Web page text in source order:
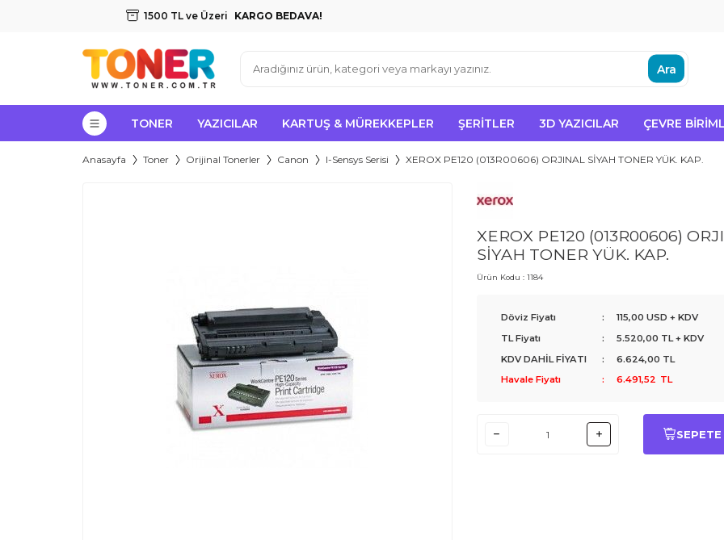
1500 TL ve Üzeri KARGO BEDAVA!
Ara
TONER YAZICILAR KARTUŞ & MÜREKKEPLER ŞERITLER 3D YAZICILAR ÇEVRE
Anasayfa Toner Orijinal Tonerler Canon I-Sensys Serisi XEROX PE120 (013R00606) ORJINAL SİYAH TONER YÜK. KAP.
XEROX PE120 (013R00606)
SİYAH TONER YÜK. KAP.
Ürün Kodu : 1184
Döviz Fiyatı :
115,00 USD + KDV
TL Fiyatı
: 5.520,00 TL + KDV
KDV DAHİL FİYATI
: 6.624,00 TL
Havale Fiyatı
: 6.491,52 TL
SEPETE